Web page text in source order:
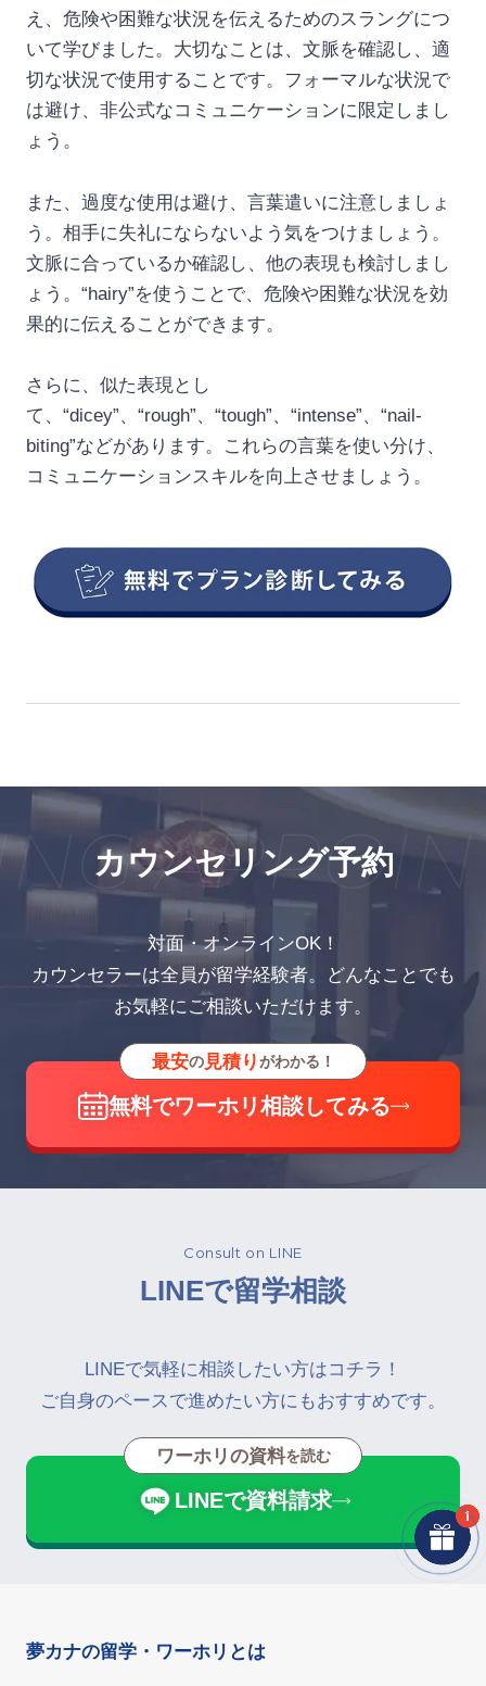
え、危険や困難な状況を伝えるためのスラングにつ
いて学びました。大切なことは、文脈を確認し、適
切な状況で使用することです。フォーマルな状況で
は避け、非公式なコミュニケーションに限定しまし
ょう。
また、過度な使用は避け、言葉遣いに注意しましょ
う。相手に失礼にならないよう気をつけましょう。
文脈に合っているか確認し、他の表現も検討しまし
ょう。“hairy”を使うことで、危険や困難な状況を効
果的に伝えることができます。
さらに、似た表現とし
て、“dicey”、“rough”、“tough”、“intense”、“nail-
biting”などがあります。これらの言葉を使い分け、
コミュニケーションスキルを向上させましょう。
カウンセリング予約
対面・オンラインOK！
カウンセラーは全員が留学経験者。どんなことでも
お気軽にご相談いただけます。
最安の見積りがわかる！
無料でワーホリ相談してみる
Consult on LINE
LINEで留学相談
LINEで気軽に相談したい方はコチラ！
ご自身のペースで進めたい方にもおすすめです。
ワーホリの資料を読む
LINEで資料請求
夢カナの留学・ワーホリとは